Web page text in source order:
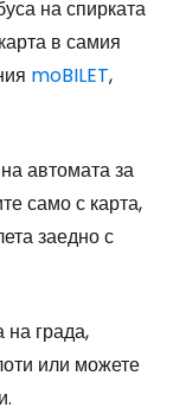
на спирката
в самия
moBILET,
автомата за
само с карта,
заедно с
на града,
или можете